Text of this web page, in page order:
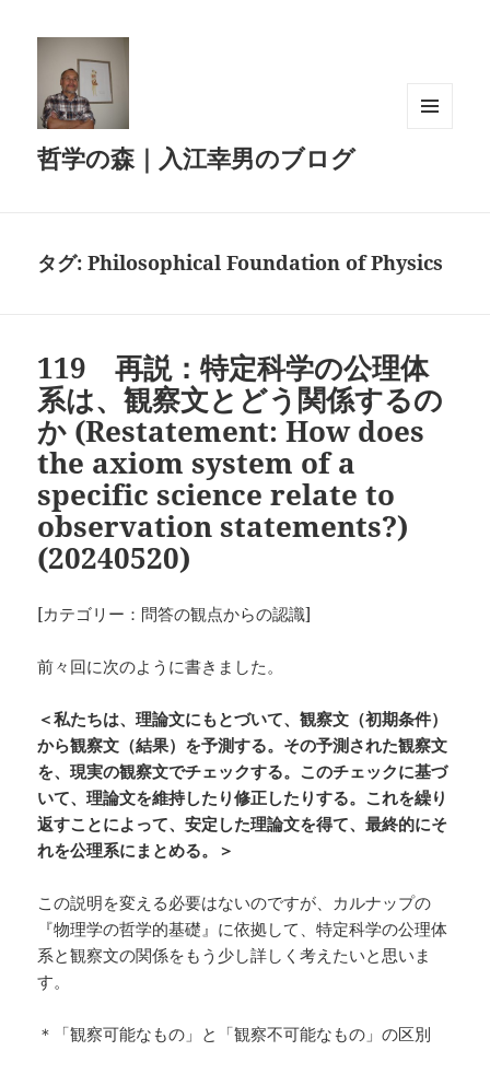
哲学の森｜入江幸男のブログ
タグ:Philosophical Foundation of Physics
119 再説：特定科学の公理体
系は、観察文とどう関係するの
か (Restatement: How does
the axiom system of a
specific science relate to
observation statements?)
(20240520)
[カテゴリー：問答の観点からの認識]
前々回に次のように書きました。
＜私たちは、理論文にもとづいて、観察文（初期条件）
から観察文（結果）を予測する。その予測された観察文
を、現実の観察文でチェックする。このチェックに基づ
いて、理論文を維持したり修正したりする。これを繰り
返すことによって、安定した理論文を得て、最終的にそ
れを公理系にまとめる。＞
この説明を変える必要はないのですが、カルナップの
『物理学の哲学的基礎』に依拠して、特定科学の公理体
系と観察文の関係をもう少し詳しく考えたいと思いま
す。
＊「観察可能なもの」と「観察不可能なもの」の区別